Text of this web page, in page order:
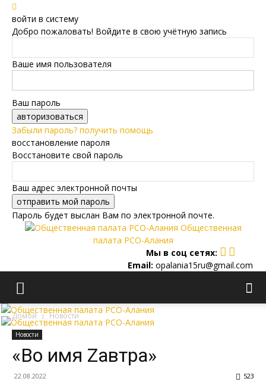
войти в систему
Добро пожаловать! Войдите в свою учётную запись
Ваше имя пользователя
Ваш пароль
Забыли пароль? получить помощь
восстановление пароля
Восстановите свой пароль
Ваш адрес электронной почты
Пароль будет выслан Вам по электронной почте.
Общественная
палата РСО-Алания
Мы в соц сетях:
Email: opalania15ru@gmail.com
Домой Новости
Новости
«Во имя Zавтра»
22.08.2022 523